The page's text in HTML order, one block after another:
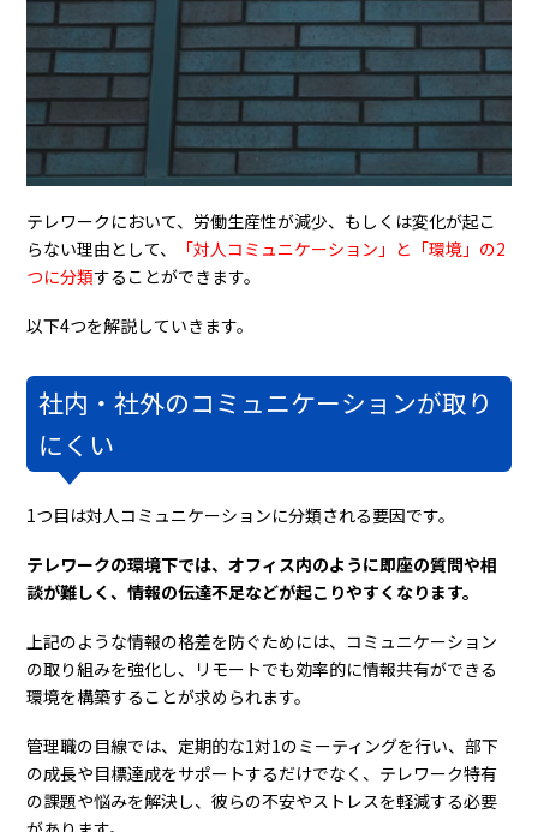
テレワークにおいて、労働生産性が減少、もしくは変化が起こ
らない理由として、
「対人コミュニケーション」と「環境」の2
つに分類することができます。
以下4つを解説していきます。
社内・社外のコミュニケーションが取り
にくい
1つ目は対人コミュニケーションに分類される要因です。
テレワークの環境下では、オフィス内のように即座の質問や相
談が難しく、情報の伝達不足などが起こりやすくなります。
上記のような情報の格差を防ぐためには、コミュニケーション
の取り組みを強化し、リモートでも効率的に情報共有ができる
環境を構築することが求められます。
管理職の目線では、定期的な1対1のミーティングを行い、部下
の成長や目標達成をサポートするだけでなく、テレワーク特有
の課題や悩みを解決し、彼らの不安やストレスを軽減する必要